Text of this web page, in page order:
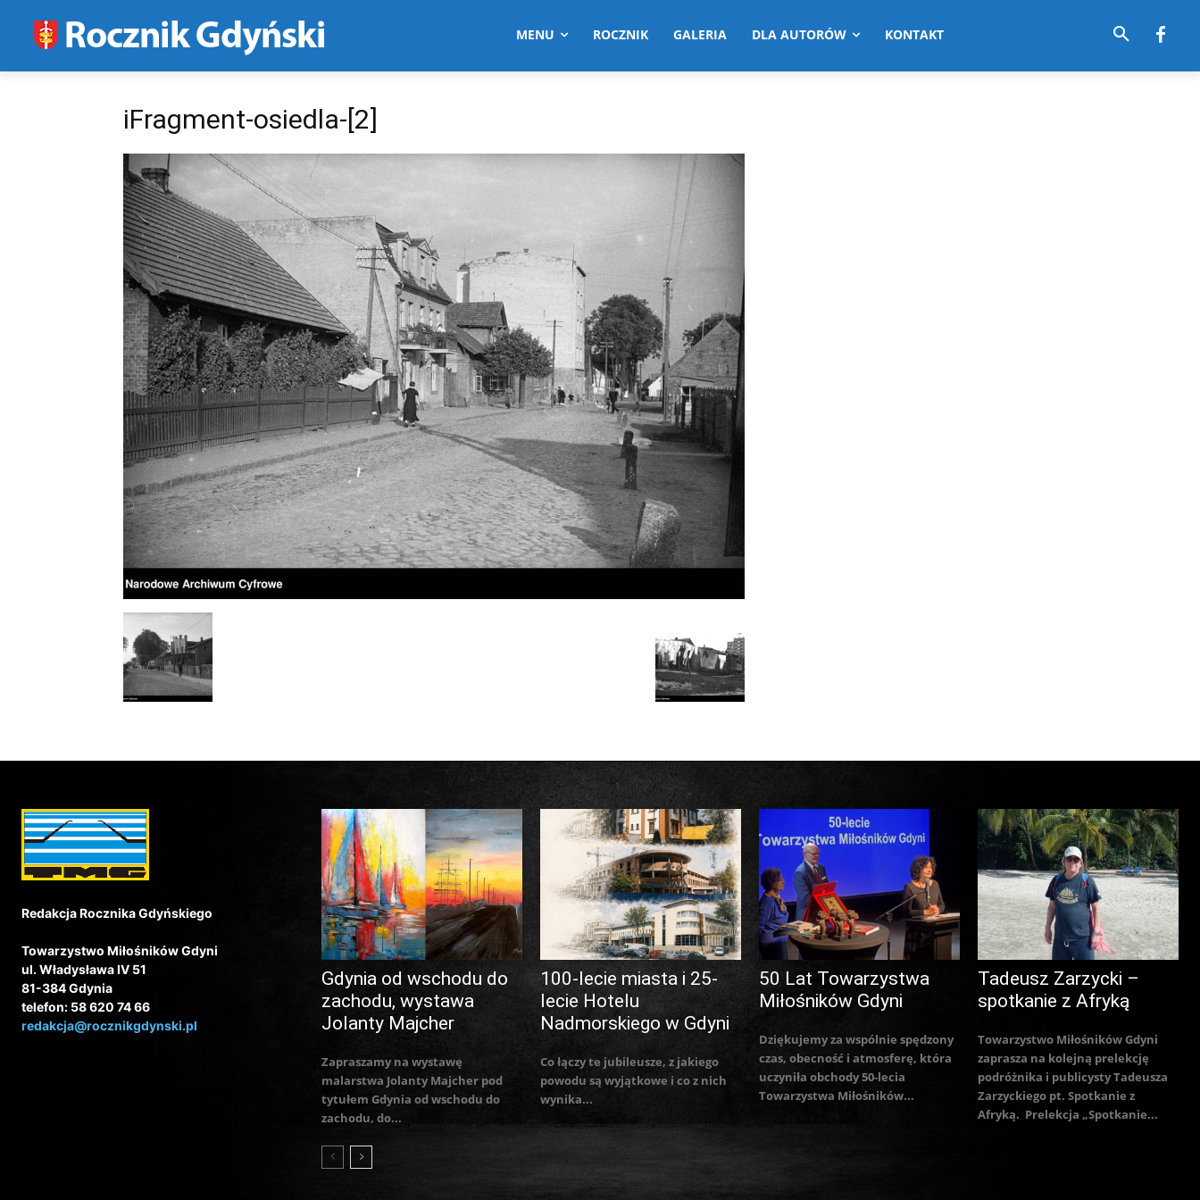
MENU ROCZNIK GALERIA DLA AUTORÓW KONTAKT
iFragment-osiedla-[2]
Redakcja Rocznika Gdyńskiego
Towarzystwo Miłośników Gdyni
ul. Władysława IV 51
81-384 Gdynia
telefon: 58 620 74 66
redakcja@rocznikgdynski.pl
Gdynia od wschodu do
zachodu, wystawa
Jolanty Majcher
Zapraszamy na wystawę
malarstwa Jolanty Majcher pod
tytułem Gdynia od wschodu do
zachodu, do...
100-lecie miasta i 25-
lecie Hotelu
Nadmorskiego w Gdyni
Co łączy te jubileusze, z jakiego
powodu są wyjątkowe i co z nich
wynika...
50 Lat Towarzystwa
Miłośników Gdyni
Dziękujemy za wspólnie spędzony
czas, obecność i atmosferę, która
uczyniła obchody 50-lecia
Towarzystwa Miłośników...
Tadeusz Zarzycki –
spotkanie z Afryką
Towarzystwo Miłośników Gdyni
zaprasza na kolejną prelekcję
podróżnika i publicysty Tadeusza
Zarzyckiego pt. Spotkanie z
Afryką. Prelekcja „Spotkanie...